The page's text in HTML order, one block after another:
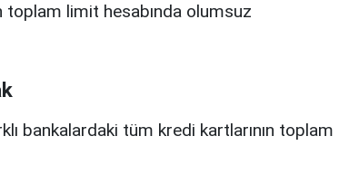
toplam limit hesabında olumsuz
bankalardaki tüm kredi kartlarının toplam